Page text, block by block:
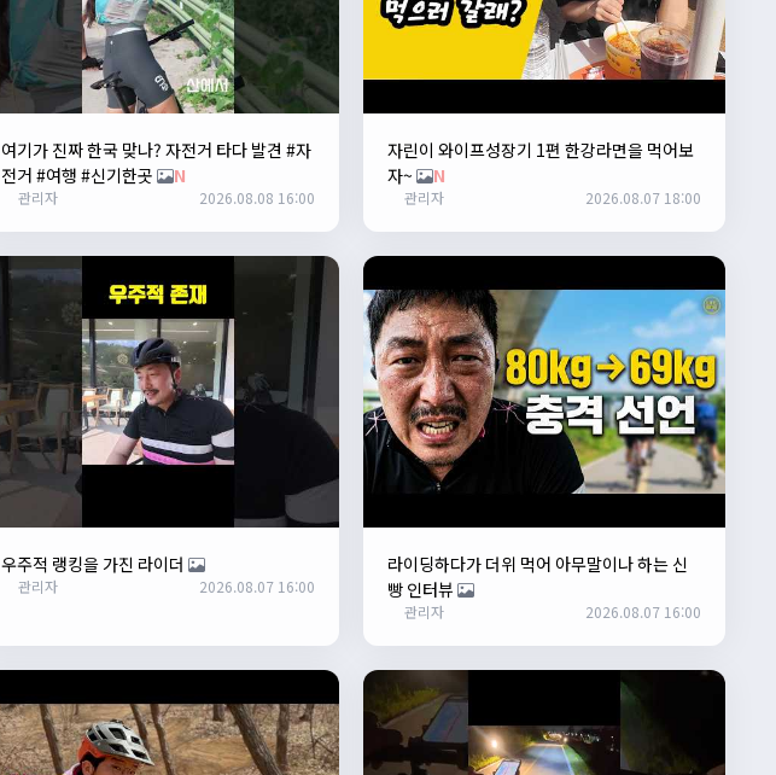
여기가 진짜 한국 맞나? 자전거 타다 발견 #자
전거 #여행 #신기한곳
N
관리자 2026.08.08 16:00
자린이 와이프성장기 1편 한강라면을 먹어보
자~
N
관리자 2026.08.07 18:00
우주적 랭킹을 가진 라이더
관리자 2026.08.07 16:00
라이딩하다가 더위 먹어 아무말이나 하는 신
빵 인터뷰
관리자 2026.08.07 16:00